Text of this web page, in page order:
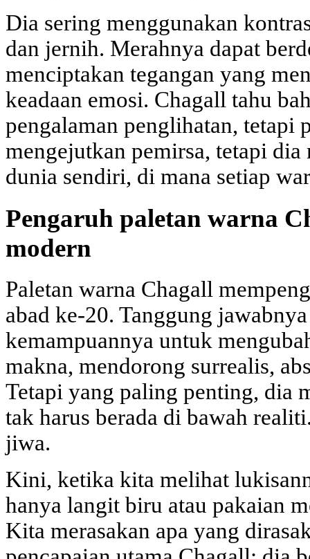
Dia sering menggunakan
dan jernih. Merahnya dapat
menciptakan tegangan yang
keadaan emosi. Chagall tahu
pengalaman penglihatan, tetapi
mengejutkan pemirsa, tetapi
dunia sendiri, di mana setiap
Pengaruh paletan warna
modern
Paletan warna Chagall
abad ke-20. Tanggung
kemampuannya untuk
makna, mendorong surrealis,
Tetapi yang paling penting, dia
tak harus berada di bawah
jiwa.
Kini, ketika kita melihat
hanya langit biru atau pakaian
Kita merasakan apa yang